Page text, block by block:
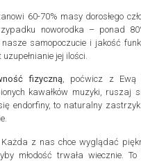
60-70% masy dorosłego
noworodka – ponad
samopoczucie i jakość
jej ilości.
fizyczną, poćwicz z Ewą
kawałków muzyki, ruszaj
endorfiny, to naturalny
. Każda z nas chce wyglądać
młodość trwała wiecznie.